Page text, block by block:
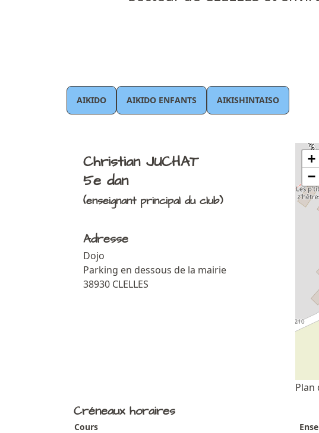
AIKIDO AIKIDO ENFANTS AIKISHINTAISO
Christian JUCHAT
5e dan
(enseignant principal du club)
Adresse
Dojo
Parking en dessous de la mairie
38930 CLELLES
+
−
Plan
Créneaux horaires
Cours